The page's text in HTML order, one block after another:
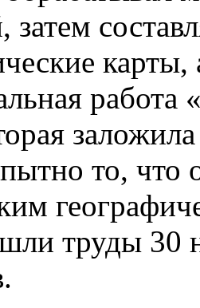
затем
работа
то, что
труды 30